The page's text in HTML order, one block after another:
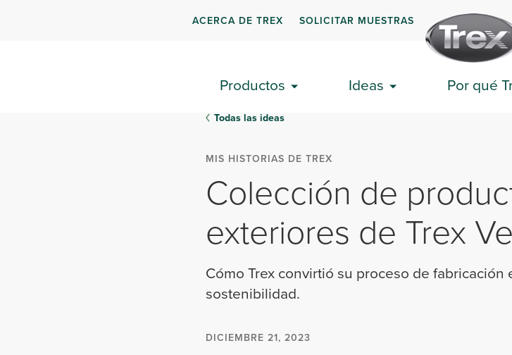
ACERCA DE TREX SOLICITAR MUESTRAS
Productos Ideas Por qué
Todas las ideas
MIS HISTORIAS DE TREX
Colección de
exteriores de Trex
Cómo Trex convirtió su proceso de
sostenibilidad.
DICIEMBRE 21, 2023